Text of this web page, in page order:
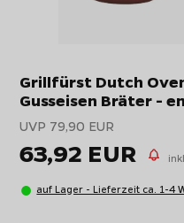
Grillfürst Dutch
Gusseisen Bräter -
UVP 79,90 EUR
63,92 EUR
auf Lager - Lieferzeit ca. 1-4